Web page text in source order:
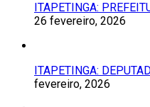
ITAPETINGA:
26 fevereiro, 2026
ITAPETINGA:
fevereiro, 2026